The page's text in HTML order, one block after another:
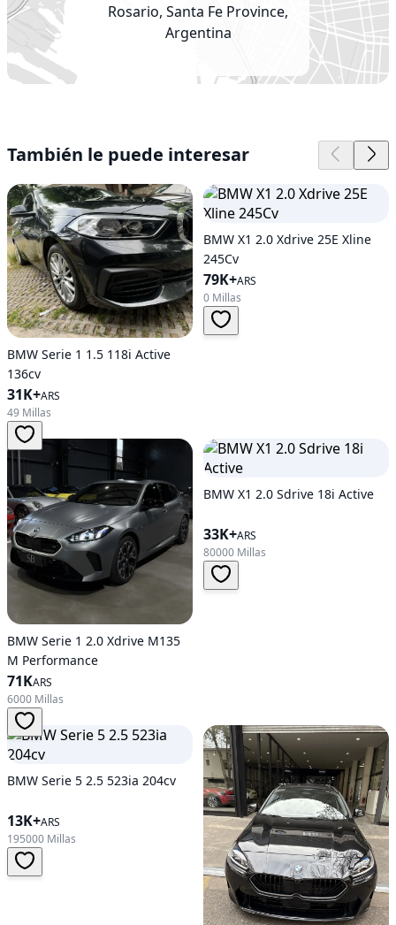
Rosario, Santa Fe Province,
Argentina
También le puede interesar
BMW Serie 1 1.5 118i Active
136cv
31K+ARS
49 Millas
BMW X1 2.0 Xdrive 25E Xline
245Cv
79K+ARS
0 Millas
BMW Serie 1 2.0 Xdrive M135
M Performance
71KARS
6000 Millas
BMW X1 2.0 Sdrive 18i Active
33K+ARS
80000 Millas
BMW Serie 5 2.5 523ia 204cv
13K+ARS
195000 Millas